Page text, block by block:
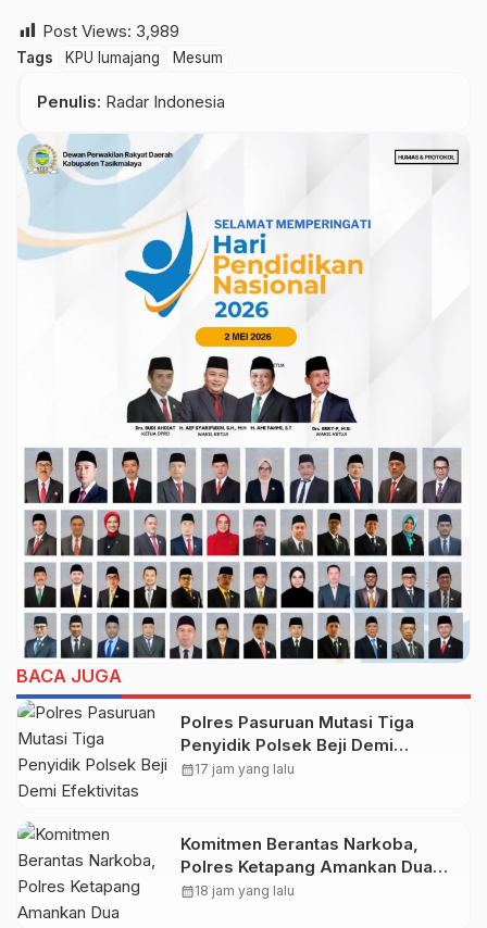
Post Views: 3,989
Tags KPU lumajang Mesum
Penulis: Radar Indonesia
BACA JUGA
Polres Pasuruan Mutasi Tiga
Penyidik Polsek Beji Demi
Efektivitas dan Kelancaran Proses
calendar_month17 jam yang lalu
Komitmen Berantas Narkoba,
Polres Ketapang Amankan Dua
Pelaku, Ganja seberat 28,94
calendar_month18 jam yang lalu